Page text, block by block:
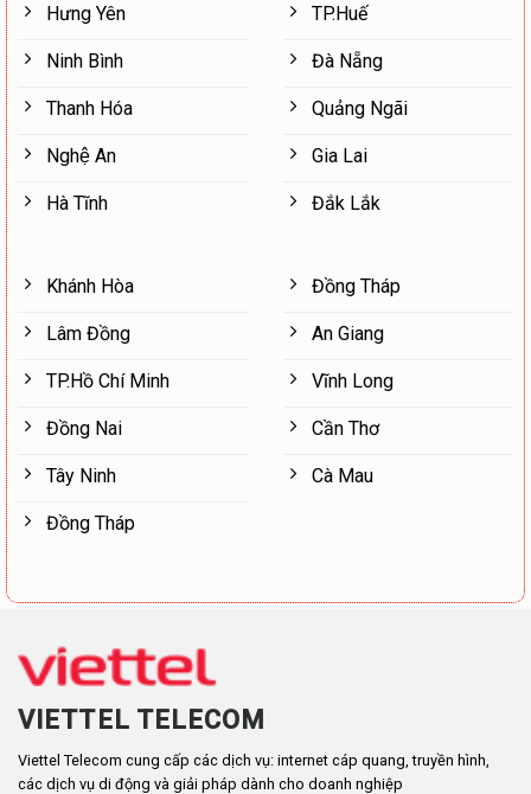
Hưng Yên
Ninh Bình
Thanh Hóa
Nghệ An
Hà Tĩnh
TP.Huế
Đà Nẵng
Quảng Ngãi
Gia Lai
Đắk Lắk
Khánh Hòa
Lâm Đồng
TP.Hồ Chí Minh
Đồng Nai
Tây Ninh
Đồng Tháp
Đồng Tháp
An Giang
Vĩnh Long
Cần Thơ
Cà Mau
VIETTEL TELECOM
Viettel Telecom cung cấp các dịch vụ: internet cáp quang, truyền hình,
các dịch vụ di động và giải pháp dành cho doanh nghiệp